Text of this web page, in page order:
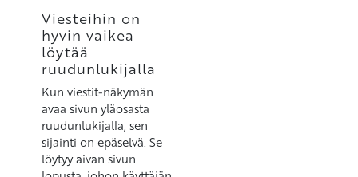
Viesteihin on
hyvin vaikea
löytää
ruudunlukijalla
Kun viestit-näkymän
avaa sivun yläosasta
ruudunlukijalla, sen
sijainti on epäselvä. Se
löytyy aivan sivun